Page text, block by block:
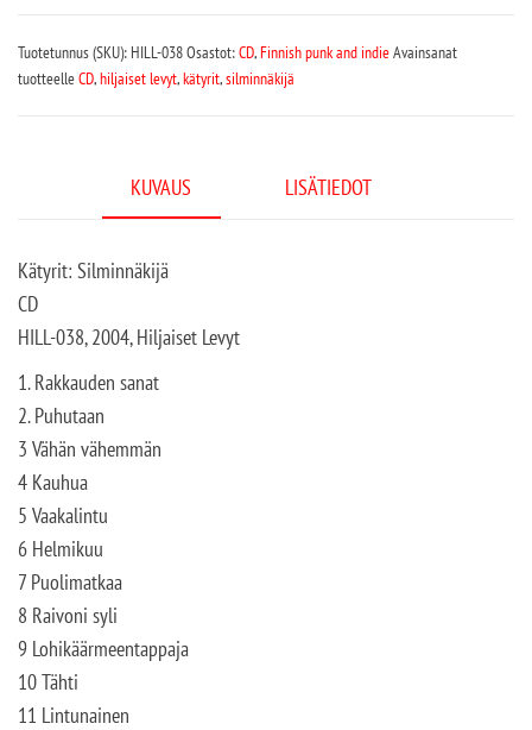
Tuotetunnus (SKU): HILL-038Osastot:CD,Finnish punk and indieAvainsanat
tuotteelleCD,hiljaiset levyt,kätyrit,silminnäkijä
KUVAUS LISÄTIEDOT
Kätyrit: Silminnäkijä
CD
HILL-038, 2004, Hiljaiset Levyt
1. Rakkauden sanat
2. Puhutaan
3 Vähän vähemmän
4 Kauhua
5 Vaakalintu
6 Helmikuu
7 Puolimatkaa
8 Raivoni syli
9 Lohikäärmeentappaja
10 Tähti
11 Lintunainen